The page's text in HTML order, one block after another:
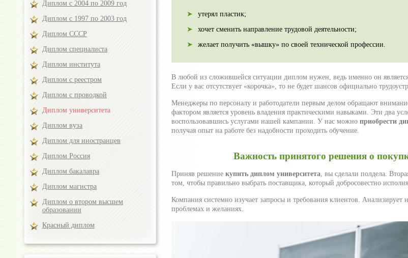
утерял пластик;
хочет сменить направление трудовой деятельности;
желает получить «вышку» по своей технической профессии.
В любой из сложившейся ситуации диплом нужен, ведь именно он
Если у вас отсутствует «корочка», то не будет шансов официально
Менеджеры по персоналу и работодатели первым делом обращают
фактором является уровень владения практическими навыками. Эти два
воспользовавшись услугами нашей кампании. У нас можно приобрести
получая опыт на работе без надобности проходить обучение.
Важность принятого решения о
Приняв решение купить диплом университета, вы сделали полдела.
том, чтобы правильно выбрать поставщика, который добросовестно
Компания системно изучает запросы и требования клиентов.
проблемах и желаниях.
Диплом с 2004 по 2009 год
Диплом с 1997 по 2003 год
Диплом СССР
Диплом специалиста
Диплом института
Диплом с реестром
Диплом с проводкой
Диплом университета
Диплом вуза
Диплом для иностранцев
Диплом Россия
Диплом бакалавра
Диплом магистра
Диплом о втором высшем
образовании
Красный диплом